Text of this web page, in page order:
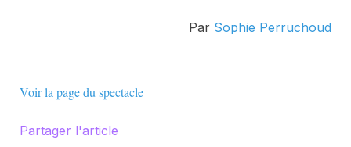
Par Sophie Perruchoud
Voir la page du spectacle
Partager l'article